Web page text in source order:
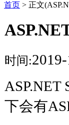
首页 > 正文
时间:
下会有